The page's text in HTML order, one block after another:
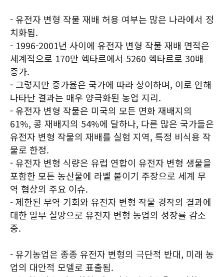
- 유전자 변형 작물 재배 허용 여부는 많은 나라에서 정
치화됨.
- 1996-2001년 사이에 유전자 변형 작물 재배 면적은
세계적으로 170만 헥타르에서 5260 헥타르로 30배
증가.
- 그렇지만 증가율은 국가에 따라 상이하며, 이로 인해
나타난 결과는 매우 양극화된 농업 지리.
- 유전자 변형 작물은 미국의 모든 면화 재배지의
61%, 콩 재배지의 54%에 달하나, 다른 많은 국가들은
유전자 변형 작물의 재배를 실험 지역, 특정 비식용 작
물로 한정.
- 유전자 변형 식량은 유럽 연합이 유전자 변형 생물을
포함한 모든 농산물에 라벨 붙이기 주장으로 세계 무
역 협상의 주요 이슈.
- 제한된 무역 기회와 유전자 변형 작물 경작의 결과에
대한 일부 실망으로 유전자 변형 농업의 성장률 감소
중.
- 유기농업은 종종 유전자 변형의 극단적 반대, 미래 농
업의 대안적 모델로 표출됨.